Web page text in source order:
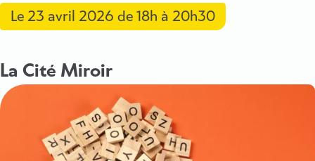
Le 23 avril 2026 de 18h à 20h30
La Cité Miroir